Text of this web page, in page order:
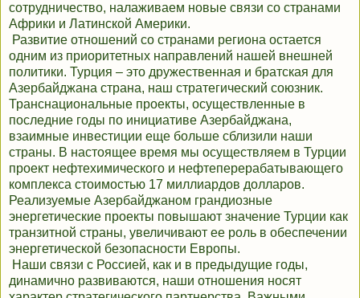
сотрудничество, налаживаем новые связи со странами
Африки и Латинской Америки.
Развитие отношений со странами региона остается
одним из приоритетных направлений нашей внешней
политики. Турция – это дружественная и братская для
Азербайджана страна, наш стратегический союзник.
Транснациональные проекты, осуществленные в
последние годы по инициативе Азербайджана,
взаимные инвестиции еще больше сблизили наши
страны. В настоящее время мы осуществляем в Турции
проект нефтехимического и нефтеперерабатывающего
комплекса стоимостью 17 миллиардов долларов.
Реализуемые Азербайджаном грандиозные
энергетические проекты повышают значение Турции как
транзитной страны, увеличивают ее роль в обеспечении
энергетической безопасности Европы.
Наши связи с Россией, как и в предыдущие годы,
динамично развиваются, наши отношения носят